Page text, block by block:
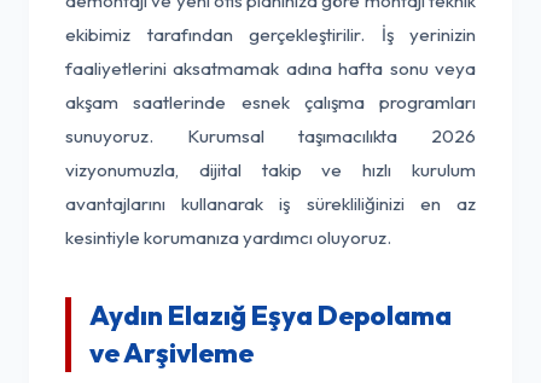
ekibimiz tarafından gerçekleştirilir. İş yerinizin
faaliyetlerini aksatmamak adına hafta sonu veya
akşam saatlerinde esnek çalışma programları
sunuyoruz. Kurumsal taşımacılıkta 2026
vizyonumuzla, dijital takip ve hızlı kurulum
avantajlarını kullanarak iş sürekliliğinizi en az
kesintiyle korumanıza yardımcı oluyoruz.
Aydın Elazığ Eşya Depolama
ve Arşivleme